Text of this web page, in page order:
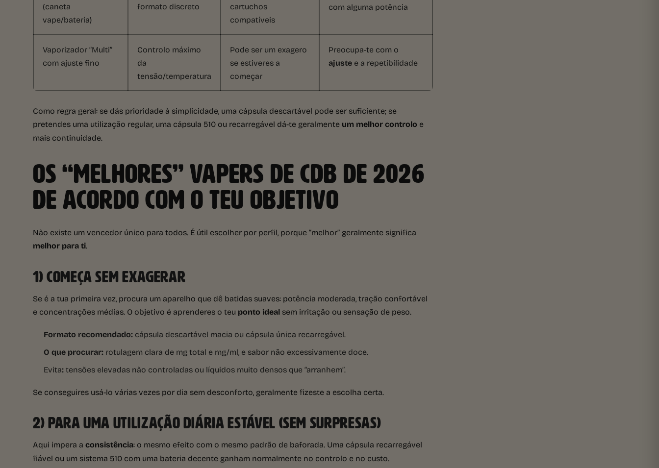
(caneta
vape/bateria)
formato discreto
cartuchos
compatíveis
com alguma potência
Vaporizador “Multi”
com ajuste fino
Controlo máximo
da
tensão/temperatura
Pode ser um exagero
se estiveres a
começar
Preocupa-te com o
ajuste e a repetibilidade
Como regra geral: se dás prioridade à simplicidade, uma cápsula descartável pode ser suficiente; se
pretendes uma utilização regular, uma cápsula 510 ou recarregável dá-te geralmente um melhor controlo e
mais continuidade.
OS “MELHORES” VAPERS DE CDB DE 2026
DE ACORDO COM O TEU OBJETIVO
Não existe um vencedor único para todos. É útil escolher por perfil, porque “melhor” geralmente significa
melhor para ti.
1) COMEÇA SEM EXAGERAR
Se é a tua primeira vez, procura um aparelho que dê batidas suaves: potência moderada, tração confortável
e concentrações médias. O objetivo é aprenderes o teu ponto ideal sem irritação ou sensação de peso.
Formato recomendado: cápsula descartável macia ou cápsula única recarregável.
O que procurar: rotulagem clara de mg total e mg/ml, e sabor não excessivamente doce.
Evita:tensões elevadas não controladas ou líquidos muito densos que “arranhem”.
Se conseguires usá-lo várias vezes por dia sem desconforto, geralmente fizeste a escolha certa.
2) PARA UMA UTILIZAÇÃO DIÁRIA ESTÁVEL (SEM SURPRESAS)
Aqui impera a consistência: o mesmo efeito com o mesmo padrão de baforada. Uma cápsula recarregável
fiável ou um sistema 510 com uma bateria decente ganham normalmente no controlo e no custo.